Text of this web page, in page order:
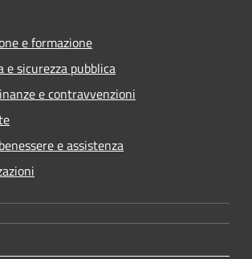
e formazione
e sicurezza pubblica
e contravvenzioni
e assistenza